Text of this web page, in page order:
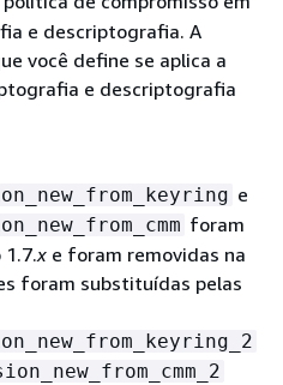
e descriptografia. A
você define se aplica a
e descriptografia
e
foram
x e foram removidas na
foram substituídas pelas